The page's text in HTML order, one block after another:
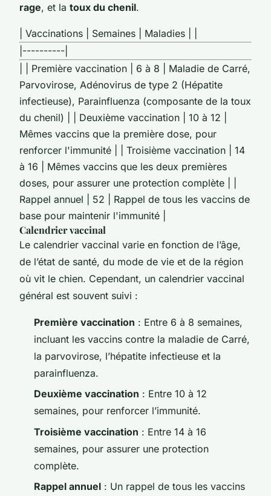
rage, et la toux du chenil.
| Vaccinations | Semaines | Maladies | |
|----------|
| | Première vaccination | 6 à 8 | Maladie de Carré,
Parvovirose, Adénovirus de type 2 (Hépatite
infectieuse), Parainfluenza (composante de la toux
du chenil) | | Deuxième vaccination | 10 à 12 |
Mêmes vaccins que la première dose, pour
renforcer l'immunité | | Troisième vaccination | 14
à 16 | Mêmes vaccins que les deux premières
doses, pour assurer une protection complète | |
Rappel annuel | 52 | Rappel de tous les vaccins de
base pour maintenir l'immunité |
Calendrier vaccinal
Le calendrier vaccinal varie en fonction de l’âge,
de l’état de santé, du mode de vie et de la région
où vit le chien. Cependant, un calendrier vaccinal
général est souvent suivi :
Première vaccination : Entre 6 à 8 semaines,
incluant les vaccins contre la maladie de Carré,
la parvovirose, l’hépatite infectieuse et la
parainfluenza.
Deuxième vaccination : Entre 10 à 12
semaines, pour renforcer l’immunité.
Troisième vaccination : Entre 14 à 16
semaines, pour assurer une protection
complète.
Rappel annuel : Un rappel de tous les vaccins